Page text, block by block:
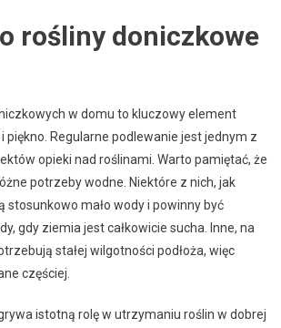
rośliny doniczkowe
w domu to kluczowy element
piękno. Regularne podlewanie jest jednym z
opieki nad roślinami. Warto pamiętać, że
potrzeby wodne. Niektóre z nich, jak
stosunkowo mało wody i powinny być
gdy ziemia jest całkowicie sucha. Inne, na
stałej wilgotności podłoża, więc
częściej.
istotną rolę w utrzymaniu roślin w dobrej